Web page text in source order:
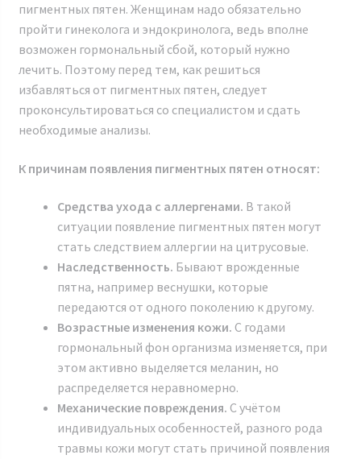
пигментных пятен. Женщинам надо обязательно
пройти гинеколога и эндокринолога, ведь вполне
возможен гормональный сбой, который нужно
лечить. Поэтому перед тем, как решиться
избавляться от пигментных пятен, следует
проконсультироваться со специалистом и сдать
необходимые анализы.
К причинам появления пигментных пятен относят:
Средства ухода с аллергенами. В такой
ситуации появление пигментных пятен могут
стать следствием аллергии на цитрусовые.
Наследственность. Бывают врожденные
пятна, например веснушки, которые
передаются от одного поколению к другому.
Возрастные изменения кожи. С годами
гормональный фон организма изменяется, при
этом активно выделяется меланин, но
распределяется неравномерно.
Механические повреждения. С учётом
индивидуальных особенностей, разного рода
травмы кожи могут стать причиной появления